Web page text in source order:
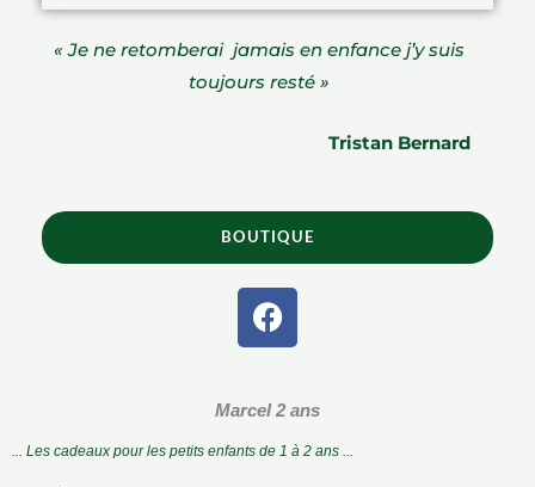
« Je ne retomberai jamais en enfance j’y suis
toujours resté »
Tristan Bernard
BOUTIQUE
F
a
b
o
Marcel 2 ans
... Les cadeaux pour les petits enfants de 1 à 2 ans ...